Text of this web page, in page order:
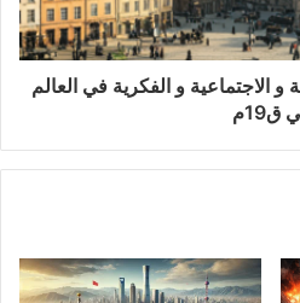
و الاجتماعية و الفكرية في العالم
ق19م